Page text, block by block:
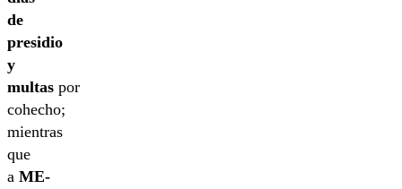
de
presidio
y
multas por
cohecho;
mientras
que
a ME-